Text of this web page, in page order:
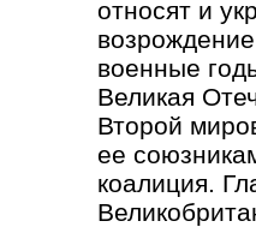
относят и
военные
Великая
Второй
ее
коалиция.